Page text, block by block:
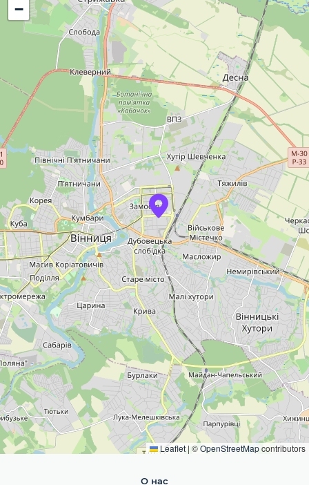
−
Leaflet | ©OpenStreetMapcontributors
О нас